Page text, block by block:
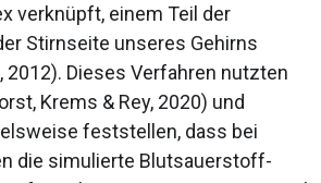
verknüpft, einem Teil der
Stirnseite unseres Gehirns
2012). Dieses Verfahren nutzten
Krems & Rey, 2020) und
feststellen, dass bei
die simulierte Blutsauerstoff-